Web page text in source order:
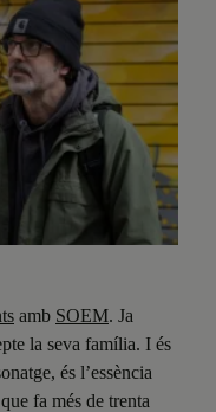
amb SOEM. Ja
la seva família. I és
és l’essència
fa més de trenta